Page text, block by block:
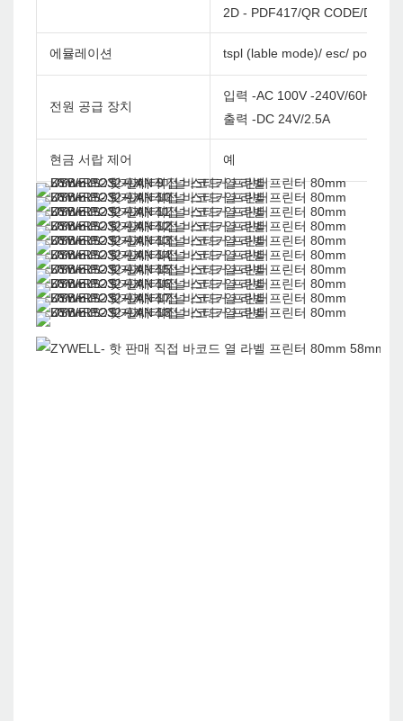
2D - PDF417/QR CODE/DATA
에뮬레이션 tspl (lable mode)/ esc/ pos (영
전원 공급 장치
입력 -AC 100V -240V/60Hz
출력 -DC 24V/2.5A
현금 서랍 제어 예